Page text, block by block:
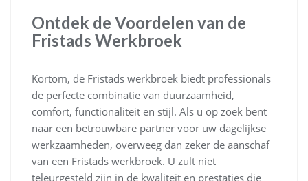
Ontdek de Voordelen van de
Fristads Werkbroek
Kortom, de Fristads werkbroek biedt professionals
de perfecte combinatie van duurzaamheid,
comfort, functionaliteit en stijl. Als u op zoek bent
naar een betrouwbare partner voor uw dagelijkse
werkzaamheden, overweeg dan zeker de aanschaf
van een Fristads werkbroek. U zult niet
teleurgesteld zijn in de kwaliteit en prestaties die